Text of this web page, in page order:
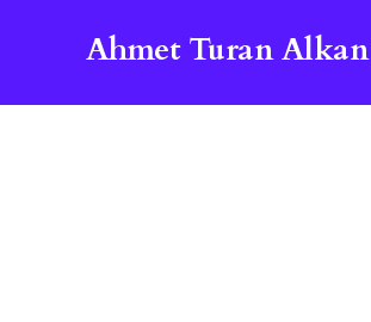
Ahmet Turan Alkan